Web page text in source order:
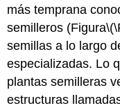
más temprana
semilleros (Figura
semillas a lo largo
especializadas. Lo
plantas semilleras
estructuras